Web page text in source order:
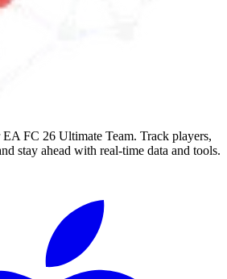
EA FC 26 Ultimate Team. Track players,
stay ahead with real-time data and tools.